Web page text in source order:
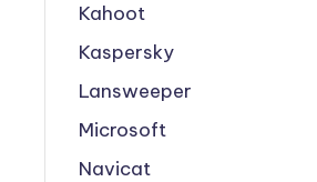
Kahoot
Kaspersky
Lansweeper
Microsoft
Navicat